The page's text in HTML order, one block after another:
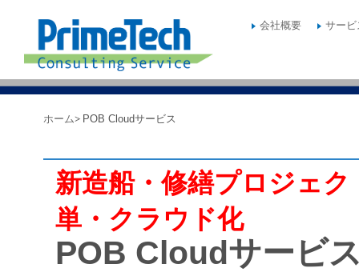
会社概要 サービ
ホーム POB Cloudサービス
新造船・修繕プロジェ
単・クラウド化
POB Cloudサービ